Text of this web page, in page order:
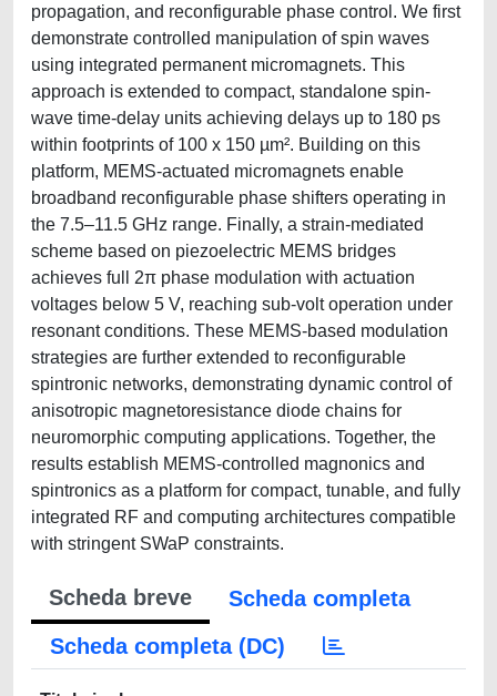
propagation, and reconfigurable phase control. We first
demonstrate controlled manipulation of spin waves
using integrated permanent micromagnets. This
approach is extended to compact, standalone spin-
wave time-delay units achieving delays up to 180 ps
within footprints of 100 x 150 µm². Building on this
platform, MEMS-actuated micromagnets enable
broadband reconfigurable phase shifters operating in
the 7.5–11.5 GHz range. Finally, a strain-mediated
scheme based on piezoelectric MEMS bridges
achieves full 2π phase modulation with actuation
voltages below 5 V, reaching sub-volt operation under
resonant conditions. These MEMS-based modulation
strategies are further extended to reconfigurable
spintronic networks, demonstrating dynamic control of
anisotropic magnetoresistance diode chains for
neuromorphic computing applications. Together, the
results establish MEMS-controlled magnonics and
spintronics as a platform for compact, tunable, and fully
integrated RF and computing architectures compatible
with stringent SWaP constraints.
Scheda breve
Scheda completa
Scheda completa (DC)